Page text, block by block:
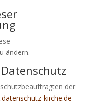
ändern.
der
kirche.de